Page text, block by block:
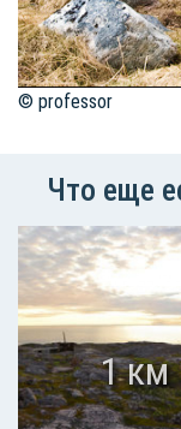
© professor
Что еще
1 км